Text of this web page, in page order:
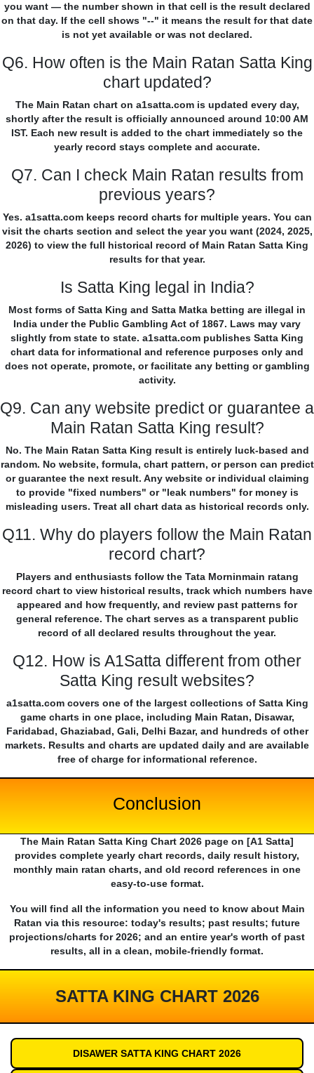
you want — the number shown in that cell is the result declared
on that day. If the cell shows "--" it means the result for that date
is not yet available or was not declared.
Q6. How often is the Main Ratan Satta King
chart updated?
The Main Ratan chart on a1satta.com is updated every day,
shortly after the result is officially announced around 10:00 AM
IST. Each new result is added to the chart immediately so the
yearly record stays complete and accurate.
Q7. Can I check Main Ratan results from
previous years?
Yes. a1satta.com keeps record charts for multiple years. You can
visit the charts section and select the year you want (2024, 2025,
2026) to view the full historical record of Main Ratan Satta King
results for that year.
Is Satta King legal in India?
Most forms of Satta King and Satta Matka betting are illegal in
India under the Public Gambling Act of 1867. Laws may vary
slightly from state to state. a1satta.com publishes Satta King
chart data for informational and reference purposes only and
does not operate, promote, or facilitate any betting or gambling
activity.
Q9. Can any website predict or guarantee a
Main Ratan Satta King result?
No. The Main Ratan Satta King result is entirely luck-based and
random. No website, formula, chart pattern, or person can predict
or guarantee the next result. Any website or individual claiming
to provide "fixed numbers" or "leak numbers" for money is
misleading users. Treat all chart data as historical records only.
Q11. Why do players follow the Main Ratan
record chart?
Players and enthusiasts follow the Tata Morninmain ratang
record chart to view historical results, track which numbers have
appeared and how frequently, and review past patterns for
general reference. The chart serves as a transparent public
record of all declared results throughout the year.
Q12. How is A1Satta different from other
Satta King result websites?
a1satta.com covers one of the largest collections of Satta King
game charts in one place, including Main Ratan, Disawar,
Faridabad, Ghaziabad, Gali, Delhi Bazar, and hundreds of other
markets. Results and charts are updated daily and are available
free of charge for informational reference.
Conclusion
The Main Ratan Satta King Chart 2026 page on [A1 Satta]
provides complete yearly chart records, daily result history,
monthly main ratan charts, and old record references in one
easy-to-use format.
You will find all the information you need to know about Main
Ratan via this resource: today's results; past results; future
projections/charts for 2026; and an entire year's worth of past
results, all in a clean, mobile-friendly format.
SATTA KING CHART 2026
DISAWER SATTA KING CHART 2026